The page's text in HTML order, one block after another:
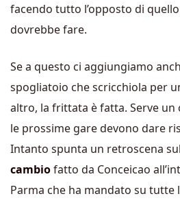
facendo tutto l’opposto di
dovrebbe fare.
Se a questo ci aggiungiamo
spogliatoio che scricchiola per
altro, la frittata è fatta. Serve un
le prossime gare devono dare
Intanto spunta un retroscena
cambiofatto da Conceicao
Parma che ha mandato su